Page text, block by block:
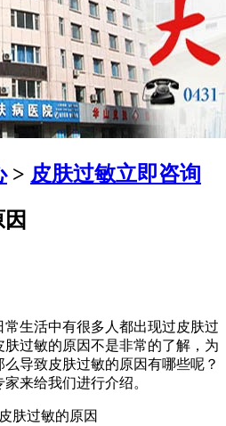
> 皮肤过敏立即咨询
常生活中有很多人都出现过皮肤过
过敏的原因不是非常的了解，为
导致皮肤过敏的原因有哪些呢？
家来给我们进行介绍。